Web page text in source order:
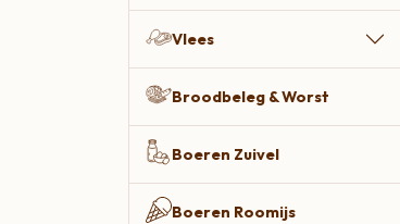
Broodbeleg & Worst
Boeren Roomijs
Desembrood
Boeren Kaas
Vlees
Broodbeleg & Worst
Boeren Zuivel
Boeren Roomijs